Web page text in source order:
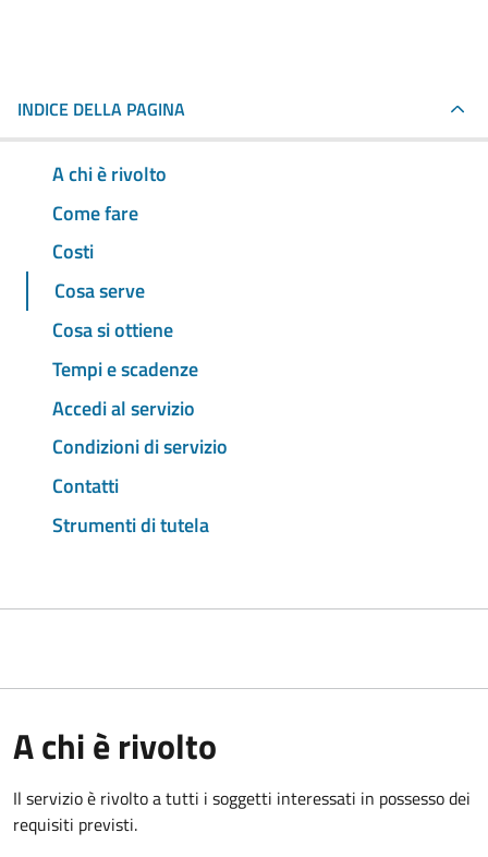
INDICE DELLA PAGINA
A chi è rivolto
Come fare
Costi
Cosa serve
Cosa si ottiene
Tempi e scadenze
Accedi al servizio
Condizioni di servizio
Contatti
Strumenti di tutela
A chi è rivolto
Il servizio è rivolto a tutti i soggetti interessati in possesso dei
requisiti previsti.